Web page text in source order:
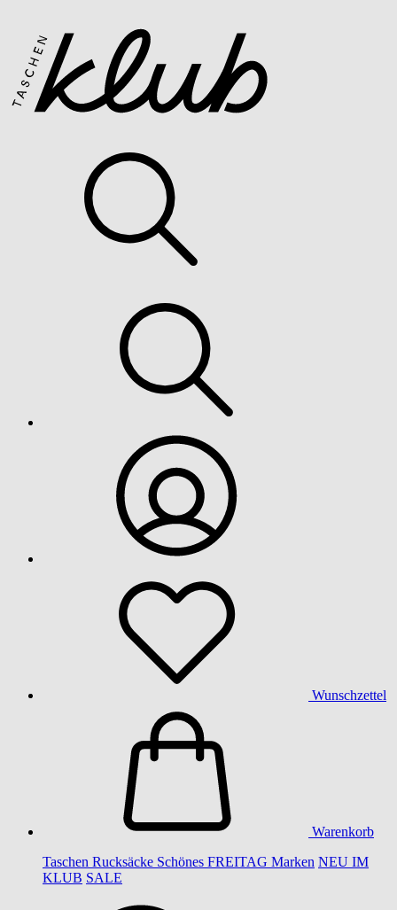
Wunschzettel
Warenkorb
Taschen Rucksäcke Schönes FREITAG Marken NEU IM
KLUB SALE